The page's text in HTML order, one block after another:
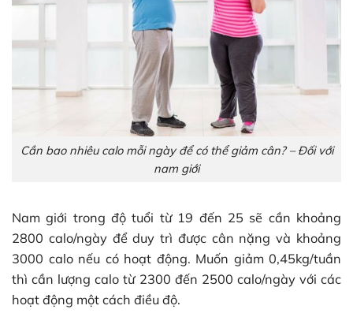
Cần bao nhiêu calo mỗi ngày để có thể giảm cân? – Đối với
nam giới
Nam giới trong độ tuổi từ 19 đến 25 sẽ cần khoảng
2800 calo/ngày để duy trì được cân nặng và khoảng
3000 calo nếu có hoạt động. Muốn giảm 0,45kg/tuần
thì cần lượng calo từ 2300 đến 2500 calo/ngày với các
hoạt động một cách điều độ.